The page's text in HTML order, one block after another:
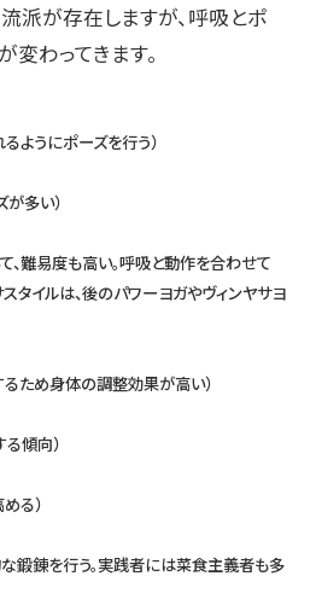
派が存在しますが、呼吸とポ
わってきます。
ようにポーズを行う）
が多い）
、難易度も高い。呼吸と動作を合わせて
スタイルは、後のパワーヨガやヴィンヤサヨ
ため身体の調整効果が高い）
傾向）
る）
な鍛錬を行う。実践者には菜食主義者も多